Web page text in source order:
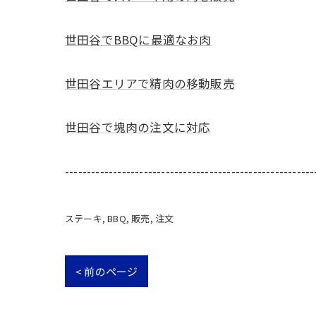
世田谷でBBQに最適なお肉
世田谷エリアで精肉の移動販売
世田谷で塊肉の注文に対応
ステーキ BBQ 販売 注文
< 前のページ